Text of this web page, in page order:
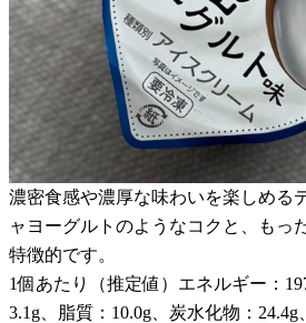
濃密食感や濃厚な味わいを楽しめる
ャヨーグルトのようなコクと、もっ
特徴的です。
1個あたり（推定値）エネルギー：
3.1g、脂質：10.0g、炭水化物：